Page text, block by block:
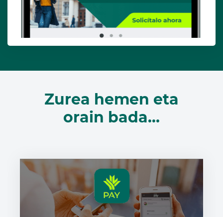
Zurea hemen eta
orain bada…